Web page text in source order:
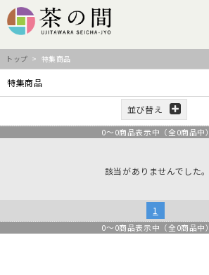
トップ > 特集商品
特集商品
並び替え
0～0商品表示中（全0商品中）
該当がありませんでした。
1
0～0商品表示中（全0商品中）